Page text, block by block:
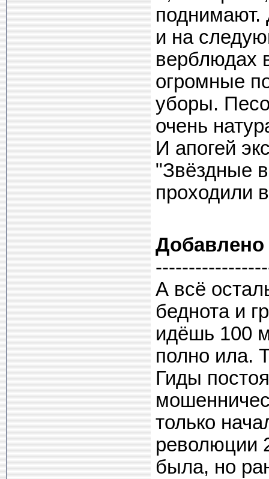
поднимают.
и на
верблюдах
огромные
уборы.
очень
И апогей
"Звёздные
проходили
Добавлено
А всё
беднота и
идёшь 100
полно ила.
Гиды
только
революции
была, но